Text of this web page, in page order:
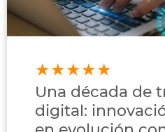
Una década de
digital: